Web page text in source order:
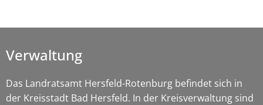
Verwaltung
Das Landratsamt Hersfeld-Rotenburg befindet sich in
der Kreisstadt Bad Hersfeld. In der Kreisverwaltung sind